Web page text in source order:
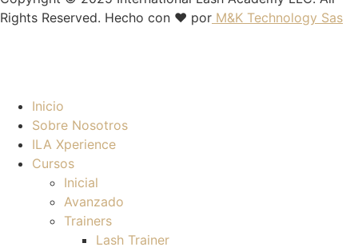
Rights Reserved. Hecho con ❤️ por M&K Technology Sas
Inicio
Sobre Nosotros
ILA Xperience
Cursos
Inicial
Avanzado
Trainers
Lash Trainer